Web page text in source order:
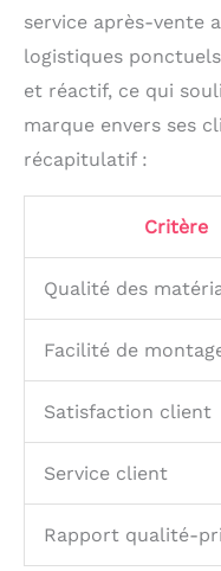
service après-vente
logistiques
et réactif, ce qui
marque envers ses
récapitulatif :
Critère
Qualité des
Facilité de
Satisfaction client
Service client
Rapport qualité-